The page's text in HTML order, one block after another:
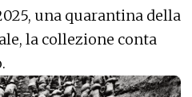
una quarantina della
la collezione conta